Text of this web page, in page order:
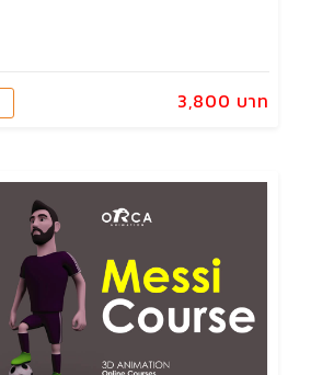
3,800 บาท